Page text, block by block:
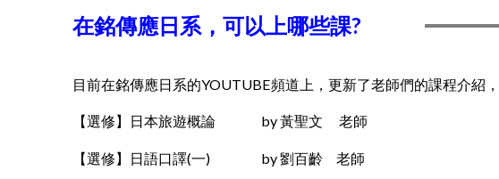
在銘傳應日系，可以上哪些課?
目前在銘傳應日系的YOUTUBE頻道上，更新了老師們的課程介紹，
【選修】日本旅遊概論 by 黃聖文 老師
【選修】日語口譯(一) by 劉百齡 老師